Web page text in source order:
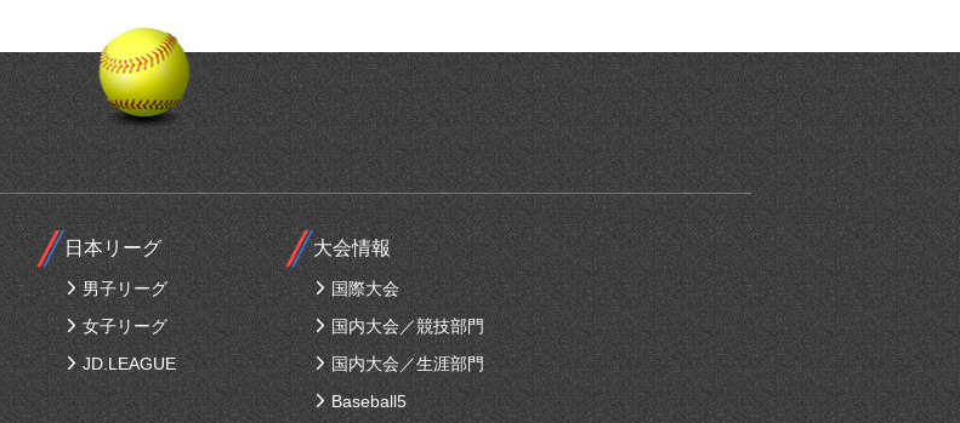
日本リーグ
男子リーグ
女子リーグ
JD.LEAGUE
大会情報
国際大会
国内大会／競技部門
国内大会／生涯部門
Baseball5